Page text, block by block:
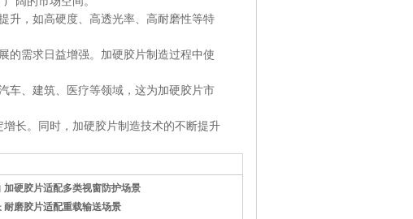
升，如高硬度、高透光率、高耐磨性等特
的需求日益增强。加硬胶片制造过程中使
车、建筑、医疗等领域，这为加硬胶片市
长。同时，加硬胶片制造技术的不断提升
加硬胶片适配多类视窗防护场景
耐磨胶片适配重载输送场景